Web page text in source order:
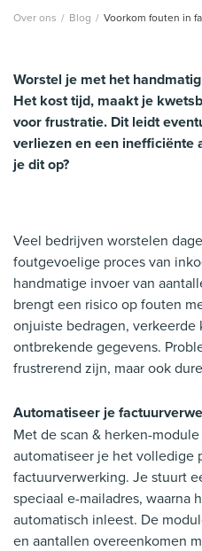
Over ons / Blog / Voorkom fouten in
Worstel je met het
Het kost tijd, maakt je
voor frustratie. Dit leidt
verliezen en een inefficiënte
je dit op?
Veel bedrijven worstelen
foutgevoelige proces van
handmatige invoer van
brengt een risico op fouten
onjuiste bedragen,
ontbrekende gegevens.
frustrerend zijn, maar ook
Automatiseer je
Met de scan & herken-
automatiseer je het volledige
factuurverwerking. Je stuurt
speciaal e-mailadres, waarna
automatisch inleest. De
en aantallen overeenkomen